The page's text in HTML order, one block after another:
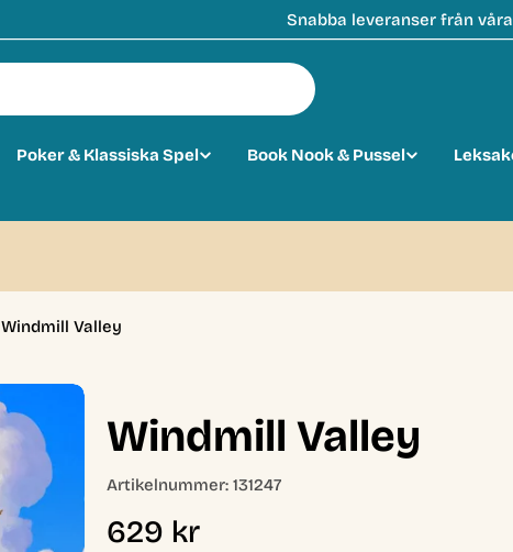
Snabba leveranser från
Poker & Klassiska Spel Book Nook & Pussel
Windmill Valley
Windmill Valley
Artikelnummer: 131247
Ordinarie
629 kr